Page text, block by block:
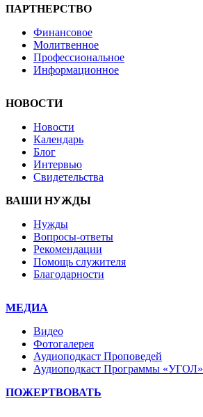
ПАРТНЕРСТВО
Финансовое
Молитвенное
Профессиональное
Информационное
НОВОСТИ
Новости
Календарь
Блог
Интервью
Свидетельства
ВАШИ НУЖДЫ
Нужды
Вопросы-ответы
Рекомендации
Помощь служителя
Благодарности
МЕДИА
Видео
Фотогалерея
Аудиоподкаст Проповедей
Аудиоподкаст Программы «УГОЛ»
ПОЖЕРТВОВАТЬ